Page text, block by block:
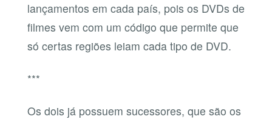
lançamentos em cada país, pois os DVDs de
filmes vem com um código que permite que
só certas regiões leiam cada tipo de DVD.
***
Os dois já possuem sucessores, que são os